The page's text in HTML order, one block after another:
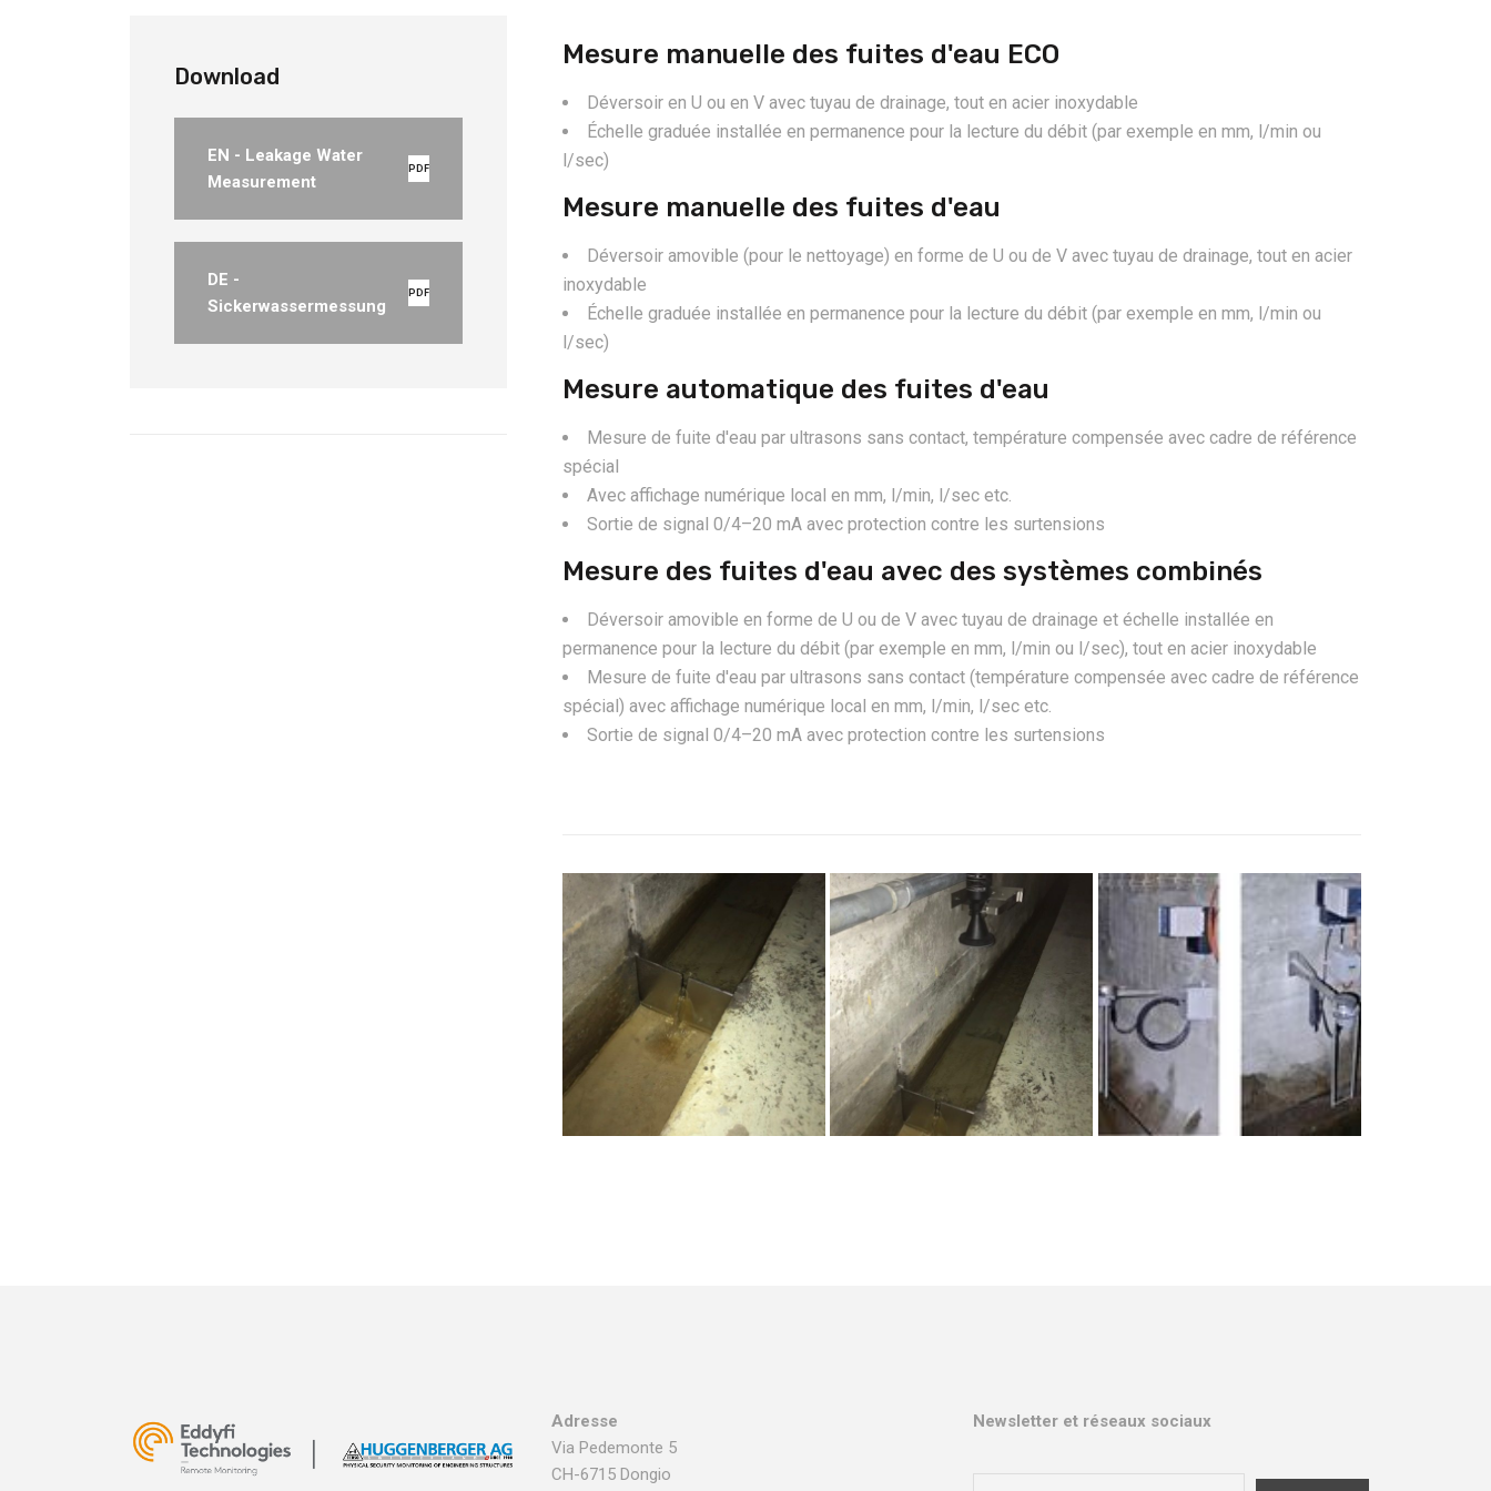
Download
EN - Leakage Water
Measurement
PDF
DE -
Sickerwassermessung
PDF
Mesure manuelle des fuites d'eau ECO
Déversoir en U ou en V avec tuyau de drainage, tout en acier inoxydable
Échelle graduée installée en permanence pour la lecture du débit (par exemple en mm, l/min ou
l/sec)
Mesure manuelle des fuites d'eau
Déversoir amovible (pour le nettoyage) en forme de U ou de V avec tuyau de drainage, tout en acier
inoxydable
Échelle graduée installée en permanence pour la lecture du débit (par exemple en mm, l/min ou
l/sec)
Mesure automatique des fuites d'eau
Mesure de fuite d'eau par ultrasons sans contact, température compensée avec cadre de référence
spécial
Avec affichage numérique local en mm, l/min, l/sec etc.
Sortie de signal 0/4–20 mA avec protection contre les surtensions
Mesure des fuites d'eau avec des systèmes combinés
Déversoir amovible en forme de U ou de V avec tuyau de drainage et échelle installée en
permanence pour la lecture du débit (par exemple en mm, l/min ou l/sec), tout en acier inoxydable
Mesure de fuite d'eau par ultrasons sans contact (température compensée avec cadre de référence
spécial) avec affichage numérique local en mm, l/min, l/sec etc.
Sortie de signal 0/4–20 mA avec protection contre les surtensions
Adresse
Via Pedemonte 5
CH-6715 Dongio
Newsletter et réseaux sociaux